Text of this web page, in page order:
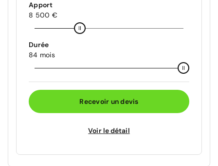
Apport
8 500 €
Durée
84 mois
Recevoir un devis
Voir le détail